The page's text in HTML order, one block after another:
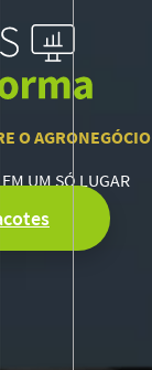
O AGRONEGÓCIO
UM SÓ LUGAR